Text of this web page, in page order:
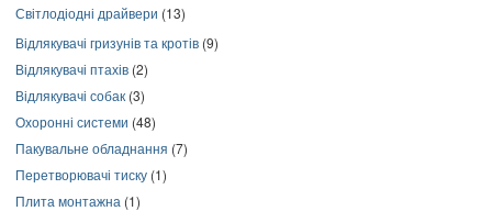
Світлодіодні драйвери (13)
Відлякувачі гризунів та кротів (9)
Відлякувачі птахів (2)
Відлякувачі собак (3)
Охоронні системи (48)
Пакувальне обладнання (7)
Перетворювачі тиску (1)
Плита монтажна (1)